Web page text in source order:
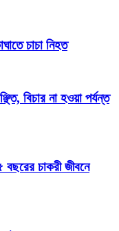
চাচা নিহত
বিচার না হওয়া পর্যন্ত
চাকরী জীবনে